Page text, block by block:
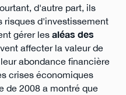
d'autre part, ils
risques d'investissement
gérer les aléas des
affecter la valeur de
abondance financière
crises économiques
de 2008 a montré que